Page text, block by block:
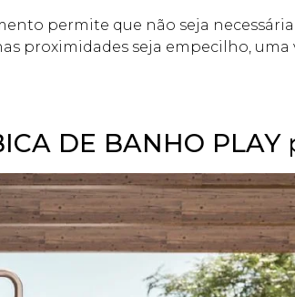
permite que não seja
proximidades seja empecilho,
DE BANHO